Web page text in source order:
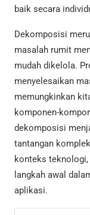
baik secara
Dekomposisi
masalah rumit
mudah dikelola.
menyelesaikan
memungkinkan
komponen-
dekomposisi
tantangan
konteks
langkah awal
aplikasi.